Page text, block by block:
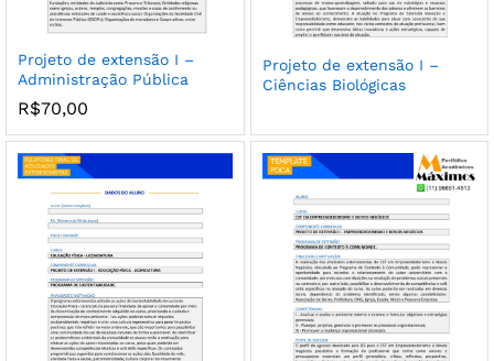
Projeto de extensão I –
Administração Pública
R$70,00
Projeto de extensão I –
Ciências Biológicas